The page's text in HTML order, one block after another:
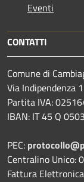
Eventi
CONTATTI
Comune di
Via Indipendenza
Partita IVA:
IBAN: IT 45 Q
PEC:
Centralino Unico:
Fattura